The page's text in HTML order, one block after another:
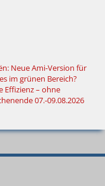
Neue Ami-Version für
im grünen Bereich?
Effizienz – ohne
07.-09.08.2026